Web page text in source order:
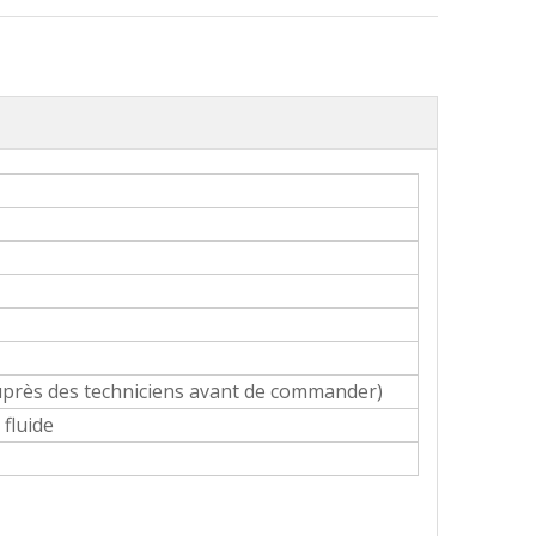
Rouleau coulissant LTD811 Rouleau coulissant LTD810
des techniciens avant de commander)